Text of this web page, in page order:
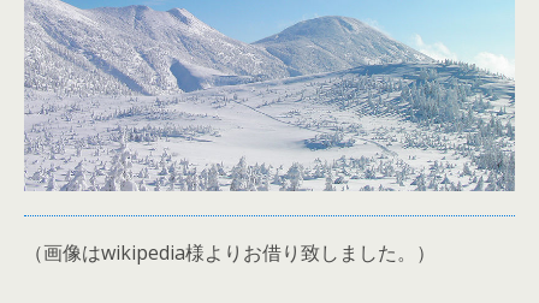
（画像はwikipedia様よりお借り致しました。）